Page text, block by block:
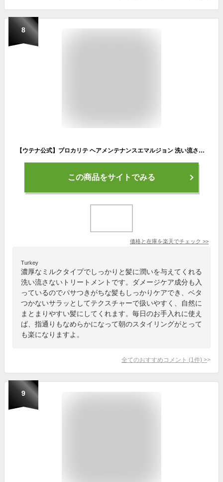
8
【ウテナ公式】プロカリテ ヘアメンテナンスエマルジョン 洗い流さないトリートメント くせ毛 天然パーマ 天パ スタイリング ヘアスタイリング ヘアケア ゴワつき うねり パサつき さらさら 広がり 熱ダメージ 保湿 ダメージケア utena ウテナ
この商品をサイトでみる
価格と在庫を楽天でチェック >>
Turkey
濃厚なミルクタイプでしっかりと髪に潤いを与えてくれる
洗い流さないトリートメントです。ダメージケア成分も入
っているのでパサつきがちな髪もしっかりケアでき、ベタ
つかないサラッとしてテクスチャーで扱いやすく、自然に
まとまりやすい髪にしてくれます。毎日のお手入れに使え
ば、指通りもなめらかになって朝のスタイリングがとって
も楽になりますよ。
全てのおすすめコメント (1 件) >
9